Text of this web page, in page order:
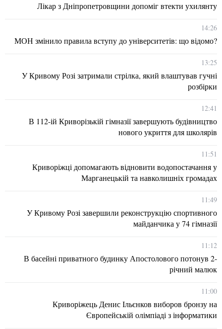
Лікар з Дніпропетровщини допоміг втекти ухилянту
14:26
МОН змінило правила вступу до університетів: що відомо?
13:25
У Кривому Розі затримали стрілка, який влаштував гучні
розбірки
12:41
В 112-ій Криворізькій гімназії завершують будівництво
нового укриття для школярів
11:51
Криворіжці допомагають відновити водопостачання у
Марганецькій та навколишніх громадах
11:49
У Кривому Розі завершили реконструкцію спортивного
майданчика у 74 гімназії
11:12
В басейні приватного будинку Апостолового потонув 2-
річний малюк
11:00
Криворіжець Денис Ільєнков виборов бронзу на
Європейській олімпіаді з інформатики